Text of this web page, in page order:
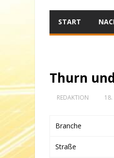
START
Thurn
REDAKTION 18.
Branche
Straße